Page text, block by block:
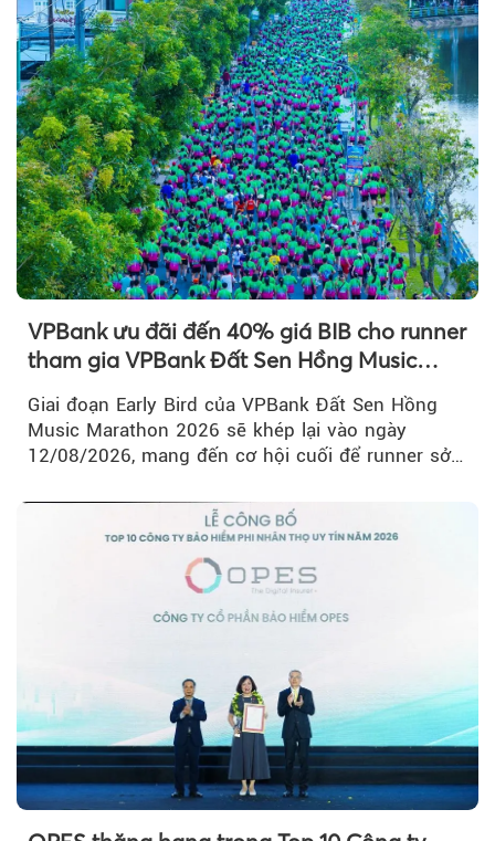
VPBank ưu đãi đến 40% giá BIB cho runner
tham gia VPBank Đất Sen Hồng Music
Giai đoạn Early Bird của VPBank Đất Sen Hồng
Music Marathon 2026 sẽ khép lại vào ngày
12/08/2026, mang đến cơ hội cuối để runner sở